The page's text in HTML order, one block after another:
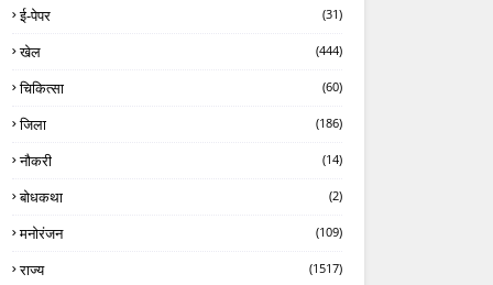
ई-पेपर (31)
खेल (444)
चिकित्सा (60)
जिला (186)
नौकरी (14)
बोधकथा (2)
मनोरंजन (109)
राज्य (1517)